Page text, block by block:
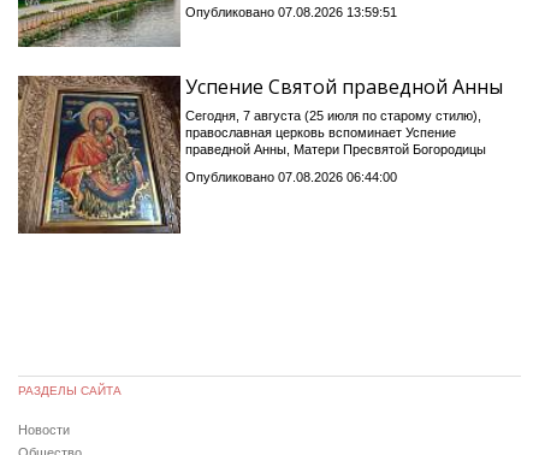
Опубликовано 07.08.2026 13:59:51
Успение Святой праведной Анны
Сегодня, 7 августа (25 июля по старому стилю),
православная церковь вспоминает Успение
праведной Анны, Матери Пресвятой Богородицы
Опубликовано 07.08.2026 06:44:00
РАЗДЕЛЫ САЙТА
Новости